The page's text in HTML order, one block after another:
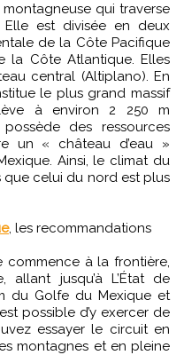
est divisée en deux
de la Côte Pacifique
la Côte Atlantique. Elles
central (Altiplano). En
le plus grand massif
à environ 2 250 m
des ressources
un « château d’eau »
Ainsi, le climat du
celui du nord est plus
, les recommandations
commence à la frontière,
jusqu’à L’État de
du Golfe du Mexique et
possible d’y exercer de
essayer le circuit en
montagnes et en pleine